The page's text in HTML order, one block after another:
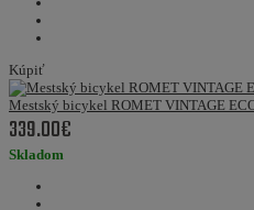
Kúpiť
Mestský bicykel ROMET VINTAGE
339.00€
Skladom